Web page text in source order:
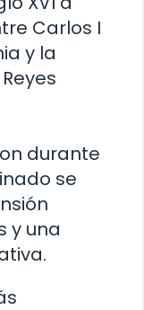
Carlos I
y la
durante
se
y una